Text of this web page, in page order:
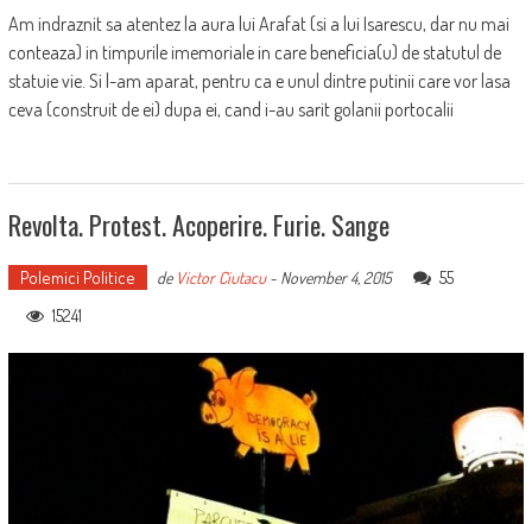
Am indraznit sa atentez la aura lui Arafat (si a lui Isarescu, dar nu mai
conteaza) in timpurile imemoriale in care beneficia(u) de statutul de
statuie vie. Si l-am aparat, pentru ca e unul dintre putinii care vor lasa
ceva (construit de ei) dupa ei, cand i-au sarit golanii portocalii
Revolta. Protest. Acoperire. Furie. Sange
Polemici Politice de Victor Ciutacu- November 4, 2015
55
15241